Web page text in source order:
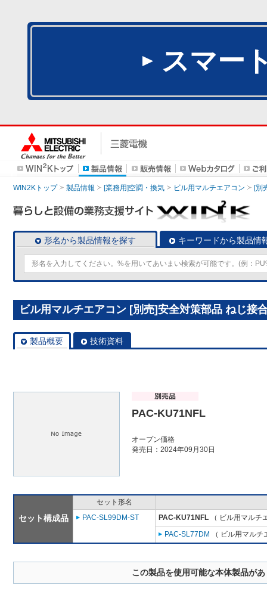
スマー
WIN2Kトップ 製品情報 [業務用]空調・換気 ビル用マルチエアコン [別
形名から製品情報を探す キーワードから製品情
ビル用マルチエアコン [別売]安全対策部品 ねじ接
製品概要 技術資料
PAC-KU71NFL
オープン価格
発売日：2024年09月30日
セット構成品
セット形名
PAC-SL99DM-ST
PAC-KU71NFL （ ビル用マルチ
PAC-SL77DM
（ ビル用マル
この製品を使用可能な本体製品が